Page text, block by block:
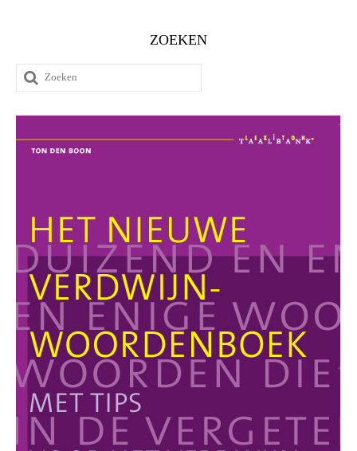
ZOEKEN
Zoeken
naar: